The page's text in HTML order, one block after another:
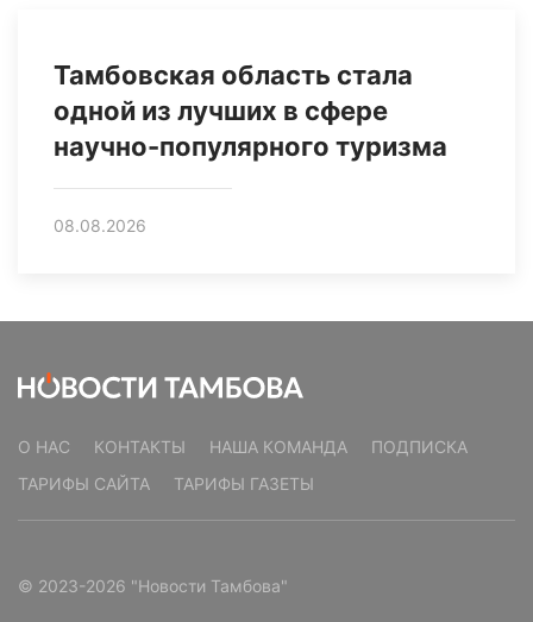
Тамбовская область стала
одной из лучших в сфере
научно-популярного туризма
08.08.2026
О НАС КОНТАКТЫ НАША КОМАНДА
ПОДПИСКА
ТАРИФЫ САЙТА
ТАРИФЫ ГАЗЕТЫ
© 2023-2026 "Новости Тамбова"